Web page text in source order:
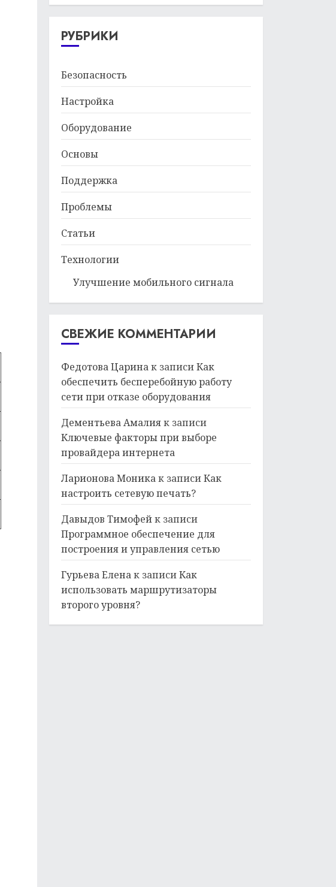
РУБРИКИ
Безопасность
Настройка
Оборудование
Основы
Поддержка
Проблемы
Статьи
Технологии
Улучшение мобильного сигнала
СВЕЖИЕ КОММЕНТАРИИ
Федотова Царинак записиКак
обеспечить бесперебойную работу
сети при отказе оборудования
Дементьева Амалияк записи
Ключевые факторы при выборе
провайдера интернета
Ларионова Моникак записиКак
настроить сетевую печать?
Давыдов Тимофейк записи
Программное обеспечение для
построения и управления сетью
Гурьева Еленак записиКак
использовать маршрутизаторы
второго уровня?